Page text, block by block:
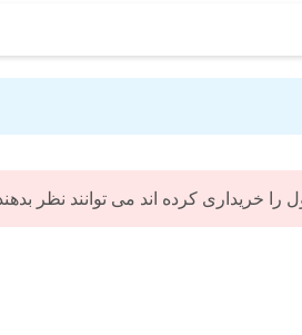
خریداری کرده اند می توانند نظر